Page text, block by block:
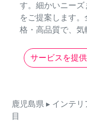
す。細かいニー
をご提案します
格・高品質で、気
サービスを提
鹿児島県 ▸ インテリ
目